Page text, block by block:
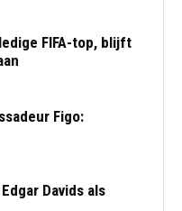
FIFA-top, blijft
Figo:
Davids als